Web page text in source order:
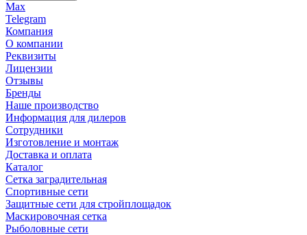
Max
Telegram
Компания
О компании
Реквизиты
Лицензии
Отзывы
Бренды
Наше производство
Информация для дилеров
Сотрудники
Изготовление и монтаж
Доставка и оплата
Каталог
Сетка заградительная
Спортивные сети
Защитные сети для стройплощадок
Маскировочная сетка
Рыболовные сети